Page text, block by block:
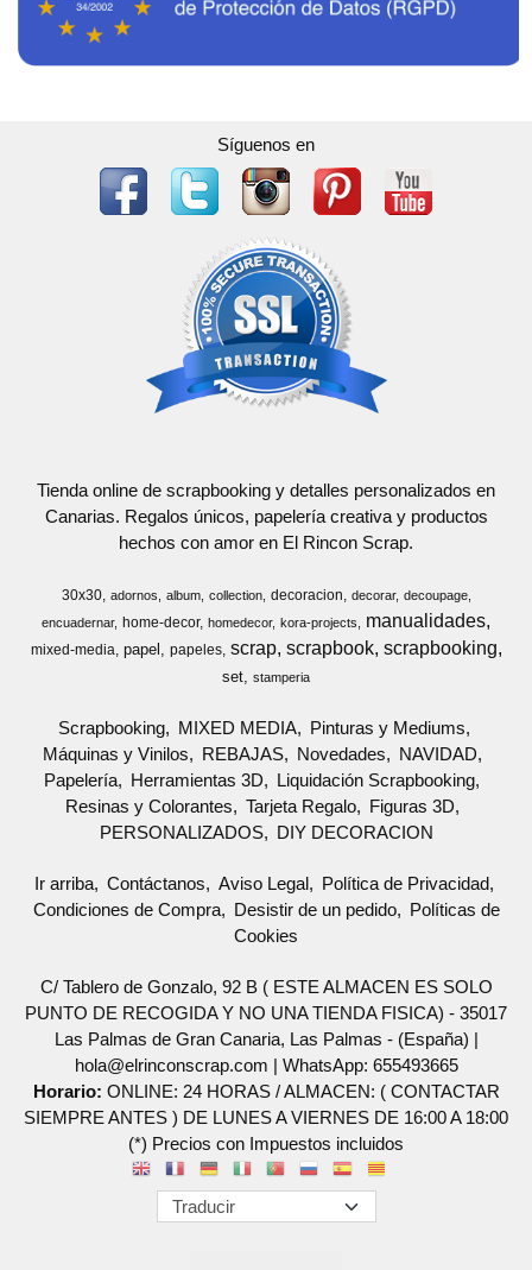
Síguenos en
Tienda online de scrapbooking y detalles personalizados en
Canarias. Regalos únicos, papelería creativa y productos
hechos con amor en El Rincon Scrap.
30x30 adornos album collection decoracion decorar
decoupage
encuadernar
home-decor homedecor kora-projects manualidades
mixed-media papel papeles scrap scrapbook scrapbooking
set stamperia
Scrapbooking MIXED MEDIA
Pinturas y Mediums
Máquinas y Vinilos
REBAJAS Novedades
NAVIDAD
Papelería
Herramientas 3D
Liquidación Scrapbooking
Resinas y Colorantes
Tarjeta Regalo
Figuras 3D
PERSONALIZADOS
DIY DECORACION
Ir arriba Contáctanos Aviso Legal
Política de Privacidad
Condiciones de Compra
Desistir de un pedido
Políticas de
Cookies
C/ Tablero de Gonzalo, 92 B ( ESTE ALMACEN ES SOLO
PUNTO DE RECOGIDA Y NO UNA TIENDA FISICA) - 35017
Las Palmas de Gran Canaria, Las Palmas - (España) |
hola@elrinconscrap.com | WhatsApp: 655493665
Horario: ONLINE: 24 HORAS / ALMACEN: ( CONTACTAR
SIEMPRE ANTES ) DE LUNES A VIERNES DE 16:00 A 18:00
(*) Precios con Impuestos incluidos